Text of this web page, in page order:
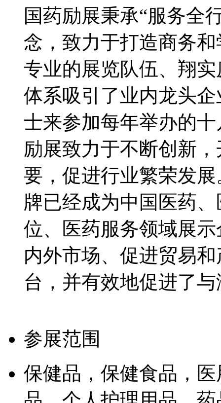
国药励展秉承“服务全
念，致力于打造商务
专业的展览队伍、翔
体系吸引了业内龙头
士来参加每年举办的
励展致力于不断创新
要，促进行业繁荣发
牌已经成为中国医药
位、医药服务领域展
内外市场、促进贸易
台，并有效地促进了
参展范围
保健品，保健食品，